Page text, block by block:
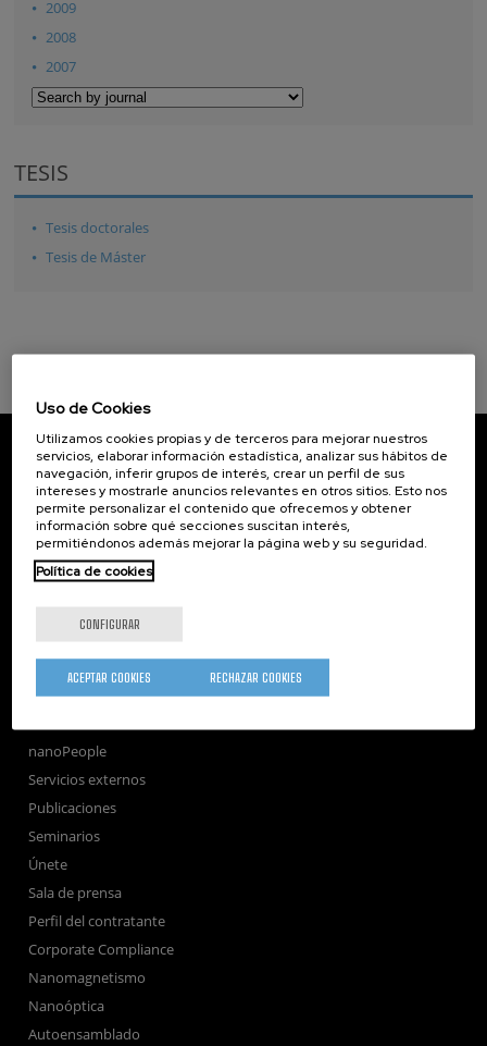
2009
2008
2007
TESIS
Tesis doctorales
Tesis de Máster
CIC nanoGUNE
Tolosa Hiribidea, 76
E-20018 Donostia / San Sebastian
+34 9... Ver teléfono·nano@nanogune.eu
Subscribe to our Newsletter
nanoGUNE
Investigación
Formación
nanoPeople
Servicios externos
Publicaciones
Seminarios
Únete
Sala de prensa
Perfil del contratante
Corporate Compliance
Nanomagnetismo
Nanoóptica
Autoensamblado
Uso de Cookies
Utilizamos cookies propias y de terceros para mejorar nuestros
servicios, elaborar información estadística, analizar sus hábitos de
navegación, inferir grupos de interés, crear un perfil de sus
intereses y mostrarle anuncios relevantes en otros sitios. Esto nos
permite personalizar el contenido que ofrecemos y obtener
información sobre qué secciones suscitan interés,
permitiéndonos además mejorar la página web y su seguridad.
Política de cookies
CONFIGURAR
RECHAZAR COOKIES
ACEPTAR COOKIES